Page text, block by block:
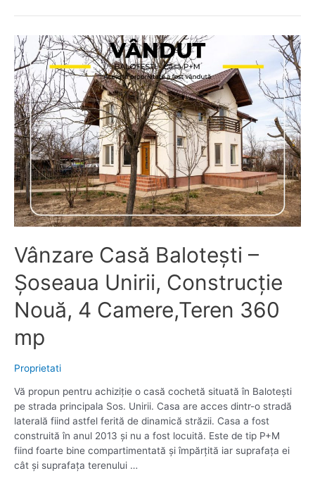
Mp,
Camere,
complex
Ten
Blocks,
8/8,
2010,
toate
actele
Vânzare Casă Balotești –
Șoseaua Unirii, Construcție
Nouă, 4 Camere,Teren 360
mp
Proprietati
Vă propun pentru achiziție o casă cochetă situată în Balotești
pe strada principala Sos. Unirii. Casa are acces dintr-o stradă
laterală fiind astfel ferită de dinamică străzii. Casa a fost
construită în anul 2013 și nu a fost locuită. Este de tip P+M
fiind foarte bine compartimentată și împărțită iar suprafața ei
cât și suprafața terenului …